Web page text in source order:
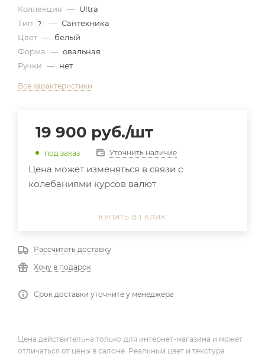
Коллекция — Ultra
Тип
? — Сантехника
Цвет — белый
Форма — овальная
Ручки — нет
Все характеристики
19 900 руб./шт
под заказ Уточнить наличие
Цена может изменяться в связи с
колебаниями курсов валют
КУПИТЬ В 1 КЛИК
Рассчитать доставку
Хочу в подарок
Срок доставки уточните у менеджера
Цена действительна только для интернет-магазина и может
отличаться от цены в салоне. Реальный цвет и текстура